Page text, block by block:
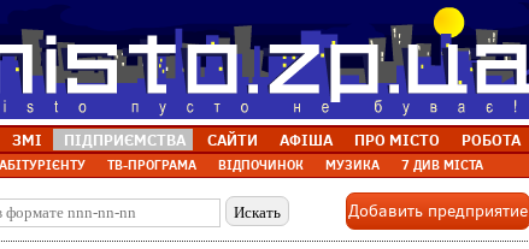
ЗМІ ПІДПРИЄМСТВА САЙТИ АФІША ПРО МІСТО РОБОТА
АБІТУРІЄНТУ ТВ-ПРОГРАМА ВІДПОЧИНОК МУЗИКА 7 ДИВ МІСТА
Добавить предприятие